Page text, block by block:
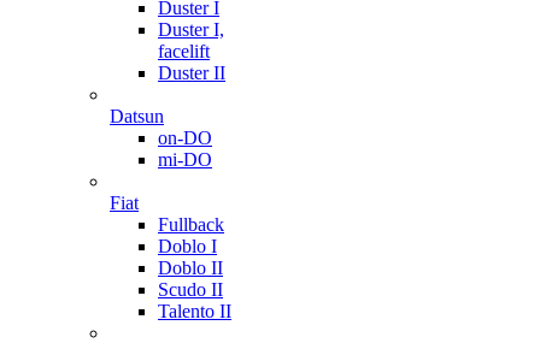
Duster I
Duster I,
facelift
Duster II
Datsun
on-DO
mi-DO
Fiat
Fullback
Doblo I
Doblo II
Scudo II
Talento II